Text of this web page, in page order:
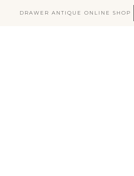
DRAWER ANTIQUE ONLINE SHOP